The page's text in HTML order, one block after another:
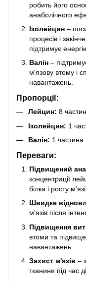
робить його
анаболічного
Ізолейцин –
процесів і
підтримує
Валін –
м'язову втому і
навантажень.
Пропорції:
Лейцин: 8 частин
Ізолейцин: 1
Валін: 1 частина
Переваги:
Підвищений
концентрації
білка і росту
Швидке
м'язів після
Підвищення
втоми та
навантажень.
Захист м'язів –
тканини під час